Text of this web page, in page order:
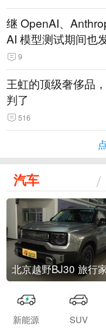
继 OpenAI、
AI 模型测试期间也
9
王虹的顶级奢侈品
判了
516
汽车
北京越野BJ30 旅行
新能源 SUV